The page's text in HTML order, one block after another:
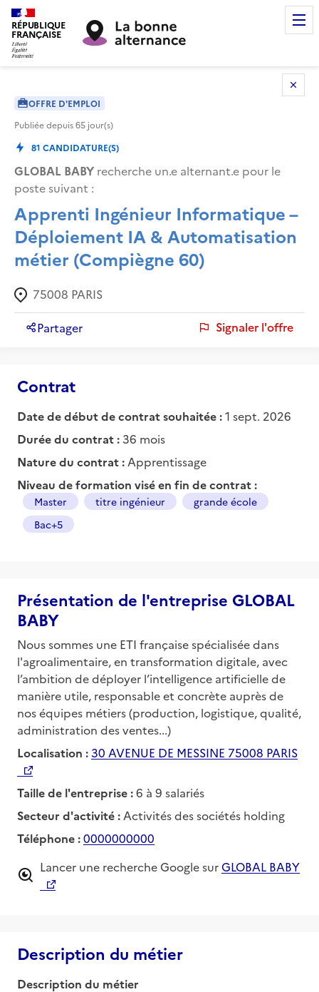
RÉPUBLIQUE
FRANÇAISE
OFFRE D'EMPLOI
Publiée depuis65 jour(s)
81 CANDIDATURE(S)
GLOBAL BABY recherche un.e alternant.e pour le
poste suivant :
Apprenti Ingénieur Informatique –
Déploiement IA & Automatisation
métier (Compiègne 60)
75008 PARIS
Partager Signaler l'offre
Contrat
Date de début de contrat souhaitée :1 sept. 2026
Durée du contrat : 36 mois
Nature du contrat : Apprentissage
Niveau de formation visé en fin de contrat :
Master titre ingénieur
grande école
Bac+5
Présentation de l'entreprise GLOBAL
BABY
Nous sommes une ETI française spécialisée dans
l'agroalimentaire, en transformation digitale, avec
l’ambition de déployer l’intelligence artificielle de
manière utile, responsable et concrète auprès de
nos équipes métiers (production, logistique, qualité,
administration des ventes...)
Localisation :30 AVENUE DE MESSINE 75008 PARIS
Taille de l'entreprise :6 à 9 salariés
Secteur d'activité : Activités des sociétés holding
Téléphone :0000000000
Lancer une recherche Google surGLOBAL BABY
Description du métier
Description du métier